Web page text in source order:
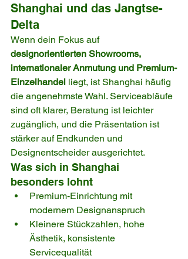
Shanghai und das Jangtse-
Delta
Wenn dein Fokus auf
designorientierten Showrooms,
internationaler Anmutung und Premium-
Einzelhandel liegt, ist Shanghai häufig
die angenehmste Wahl. Serviceabläufe
sind oft klarer, Beratung ist leichter
zugänglich, und die Präsentation ist
stärker auf Endkunden und
Designentscheider ausgerichtet.
Was sich in Shanghai
besonders lohnt
Premium-Einrichtung mit
modernem Designanspruch
Kleinere Stückzahlen, hohe
Ästhetik, konsistente
Servicequalität